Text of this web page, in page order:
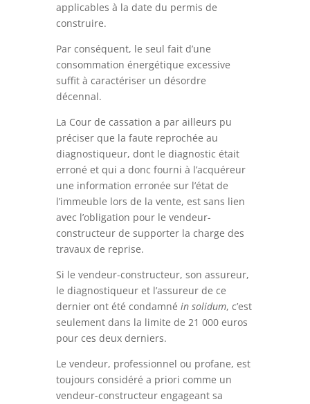
applicables à la date du permis de
construire.
Par conséquent, le seul fait d’une
consommation énergétique excessive
suffit à caractériser un désordre
décennal.
La Cour de cassation a par ailleurs pu
préciser que la faute reprochée au
diagnostiqueur, dont le diagnostic était
erroné et qui a donc fourni à l’acquéreur
une information erronée sur l’état de
l’immeuble lors de la vente, est sans lien
avec l’obligation pour le vendeur-
constructeur de supporter la charge des
travaux de reprise.
Si le vendeur-constructeur, son assureur,
le diagnostiqueur et l’assureur de ce
dernier ont été condamné in solidum, c’est
seulement dans la limite de 21 000 euros
pour ces deux derniers.
Le vendeur, professionnel ou profane, est
toujours considéré a priori comme un
vendeur-constructeur engageant sa